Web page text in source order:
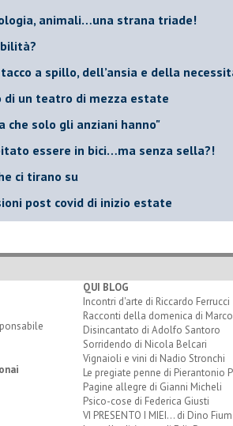
animali…una strana triade!
a spillo, dell’ansia e della
di un teatro di mezza estate
che solo gli anziani hanno"
essere in bici…ma senza sella?!
ci tirano su
post covid di inizio estate
QUI BLOG
Incontri d'arte di Riccardo Ferrucci
Racconti della domenica di
Disincantato di Adolfo Santoro
Sorridendo di Nicola Belcari
Vignaioli e vini di Nadio Stronchi
Le pregiate penne di Pierantonio
Pagine allegre di Gianni Micheli
Psico-cose di Federica Giusti
VI PRESENTO I MIEI... di Dino